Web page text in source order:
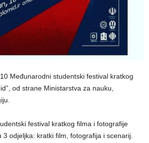
Međunarodni studentski festival kratkog
od strane Ministarstva za nauku,
festival kratkog filma i fotografije
3 odjeljka: kratki film, fotografija i scenarij.